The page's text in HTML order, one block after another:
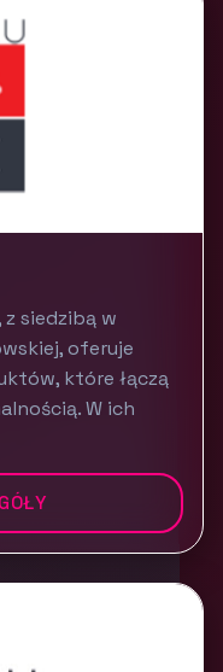
siedzibą w
oferuje
które łączą
W ich